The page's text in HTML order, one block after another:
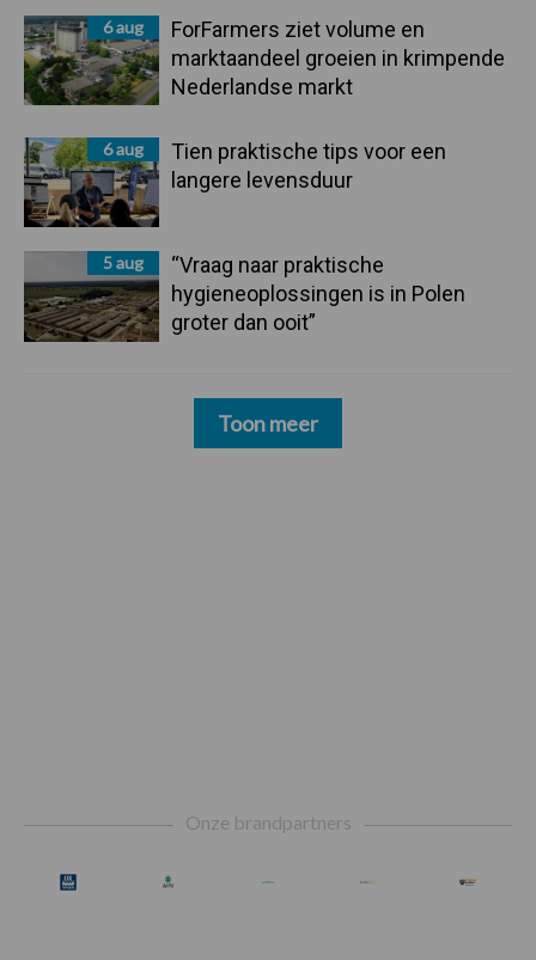
6 aug
ForFarmers ziet volume en
marktaandeel groeien in krimpende
Nederlandse markt
6 aug
Tien praktische tips voor een
langere levensduur
5 aug
“Vraag naar praktische
hygieneoplossingen is in Polen
groter dan ooit”
Toon meer
Onze brandpartners